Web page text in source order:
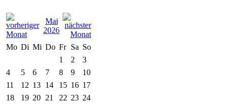
Mai
2026
Mo Di Mi Do Fr Sa So
1
2
3
4
5 6 7 8 9
10
11
12 13 14 15 16 17
18
19 20 21 22 23 24